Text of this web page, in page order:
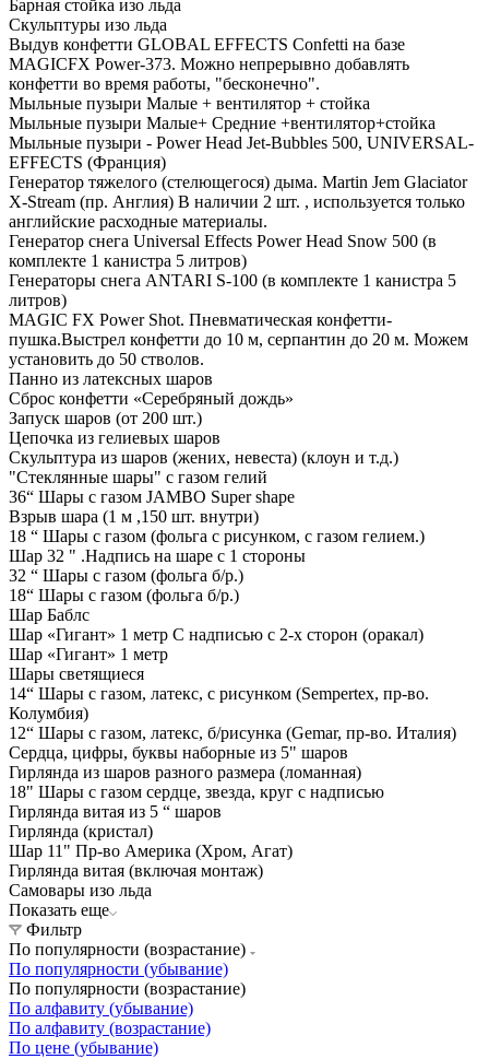
Барная стойка изо льда
Скульптуры изо льда
Выдув конфетти GLOBAL EFFECTS Confetti на базе
MAGICFX Power-373. Можно непрерывно добавлять
конфетти во время работы, "бесконечно".
Мыльные пузыри Малые + вентилятор + стойка
Мыльные пузыри Малые+ Средние +вентилятор+стойка
Мыльные пузыри - Power Head Jet-Bubbles 500, UNIVERSAL-
EFFECTS (Франция)
Генератор тяжелого (стелющегося) дыма. Martin Jem Glaciator
X-Stream (пр. Англия) В наличии 2 шт. , используется только
английские расходные материалы.
Генератор снега Universal Effects Power Head Snow 500 (в
комплекте 1 канистра 5 литров)
Генераторы снега ANTARI S-100 (в комплекте 1 канистра 5
литров)
MAGIC FX Power Shot. Пневматическая конфетти-
пушка.Выстрел конфетти до 10 м, серпантин до 20 м. Можем
установить до 50 стволов.
Панно из латексных шаров
Сброс конфетти «Серебряный дождь»
Запуск шаров (от 200 шт.)
Цепочка из гелиевых шаров
Скульптура из шаров (жених, невеста) (клоун и т.д.)
"Стеклянные шары" с газом гелий
36“ Шары с газом JAMBO Super shape
Взрыв шара (1 м ,150 шт. внутри)
18 “ Шары с газом (фольга с рисунком, с газом гелием.)
Шар 32 " .Надпись на шаре с 1 стороны
32 “ Шары с газом (фольга б/р.)
18“ Шары с газом (фольга б/р.)
Шар Баблс
Шар «Гигант» 1 метр С надписью с 2-х сторон (оракал)
Шар «Гигант» 1 метр
Шары светящиеся
14“ Шары с газом, латекс, с рисунком (Sempertex, пр-во.
Колумбия)
12“ Шары с газом, латекс, б/рисунка (Gemar, пр-во. Италия)
Сердца, цифры, буквы наборные из 5" шаров
Гирлянда из шаров разного размера (ломанная)
18" Шары с газом сердце, звезда, круг с надписью
Гирлянда витая из 5 “ шаров
Гирлянда (кристал)
Шар 11" Пр-во Америка (Хром, Агат)
Гирлянда витая (включая монтаж)
Самовары изо льда
Показать еще
Фильтр
По популярности (возрастание)
По популярности (убывание)
По популярности (возрастание)
По алфавиту (убывание)
По алфавиту (возрастание)
По цене (убывание)